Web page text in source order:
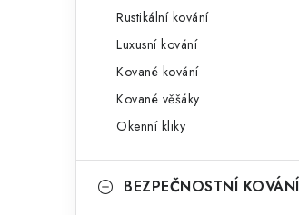
Rustikální kování
Luxusní kování
Kované kování
Kované věšáky
Okenní kliky
BEZPEČNOSTNÍ KOVÁNÍ